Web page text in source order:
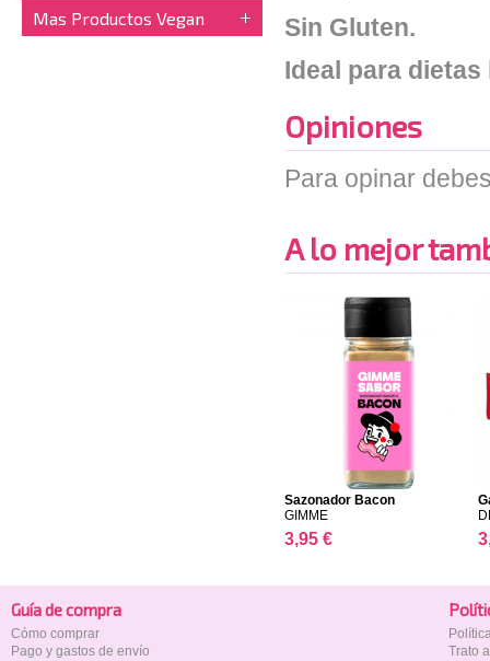
Mas Productos Vegan
Sin Gluten.
Ideal para dietas
Opiniones
Para opinar
A lo mejor
Sazonador Bacon
GIMME
3,95 €
Guía de compra
Cómo comprar
Pago y gastos de envío
Trato